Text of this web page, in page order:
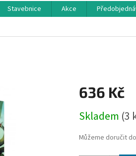
Stavebnice Akce
636 Kč
cena:
Skladem (3
Můžeme doručit